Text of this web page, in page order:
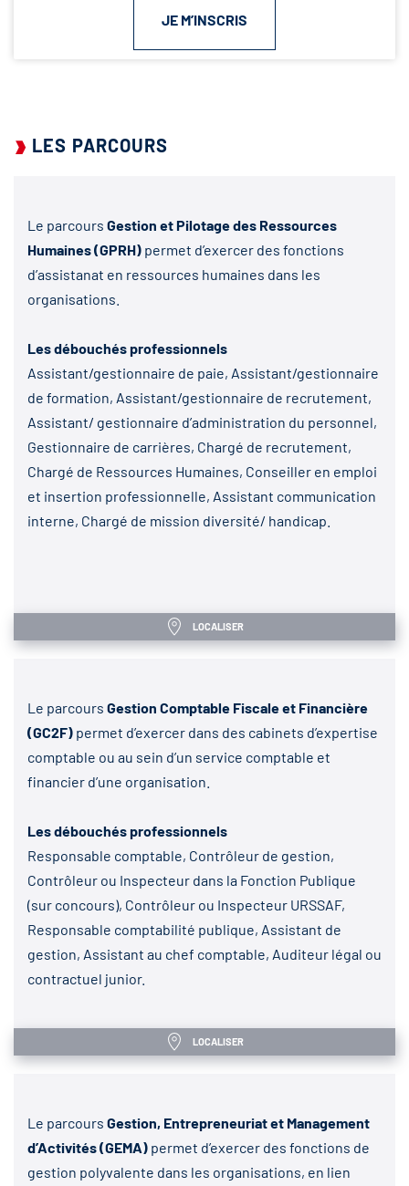
JE M’INSCRIS
LES PARCOURS
Le parcours Gestion et Pilotage des Ressources
Humaines (GPRH) permet d’exercer des fonctions
d’assistanat en ressources humaines dans les
organisations.
Les débouchés professionnels
Assistant/gestionnaire de paie, Assistant/gestionnaire
de formation, Assistant/gestionnaire de recrutement,
Assistant/ gestionnaire d’administration du personnel,
Gestionnaire de carrières, Chargé de recrutement,
Chargé de Ressources Humaines, Conseiller en emploi
et insertion professionnelle, Assistant communication
interne, Chargé de mission diversité/ handicap.
LOCALISER
Le parcours Gestion Comptable Fiscale et Financière
(GC2F) permet d’exercer dans des cabinets d’expertise
comptable ou au sein d’un service comptable et
financier d’une organisation.
Les débouchés professionnels
Responsable comptable, Contrôleur de gestion,
Contrôleur ou Inspecteur dans la Fonction Publique
(sur concours), Contrôleur ou Inspecteur URSSAF,
Responsable comptabilité publique, Assistant de
gestion, Assistant au chef comptable, Auditeur légal ou
contractuel junior.
LOCALISER
Le parcours Gestion, Entrepreneuriat et Management
d’Activités (GEMA) permet d’exercer des fonctions de
gestion polyvalente dans les organisations, en lien